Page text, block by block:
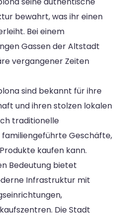
bewahrt, was ihr einen
Bei einem
Gassen der Altstadt
vergangener Zeiten
sind bekannt für ihre
und ihren stolzen lokalen
traditionelle
Geschäfte,
kaufen kann.
Bedeutung bietet
Infrastruktur mit
Die Stadt